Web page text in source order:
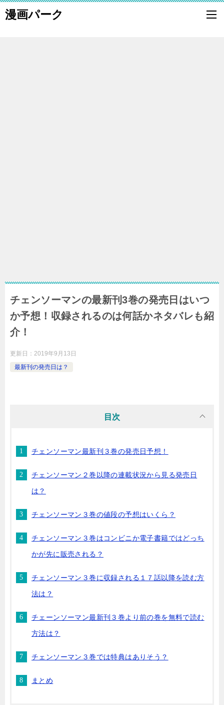
漫画パーク
チェンソーマンの最新刊3巻の発売日はいつ
か予想！収録されるのは何話かネタバレも紹
介！
更新日： 2019年9月13日
最新刊の発売日は？
目次
チェンソーマン最新刊３巻の発売日予想！
チェンソーマン２巻以降の連載状況から見る発売日
は？
チェンソーマン３巻の値段の予想はいくら？
チェンソーマン３巻はコンビニか電子書籍ではどっち
かが先に販売される？
チェンソーマン３巻に収録される１７話以降を読む方
法は？
チェーンソーマン最新刊３巻より前の巻を無料で読む
方法は？
チェンソーマン３巻では特典はありそう？
まとめ